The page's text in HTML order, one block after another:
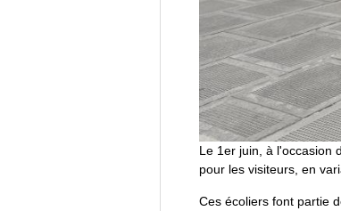
Le 1er juin, à l'occasion
pour les visiteurs, en
Ces écoliers font partie